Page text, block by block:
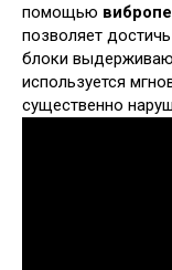
помощью
позволяет
блоки
используется
существенно